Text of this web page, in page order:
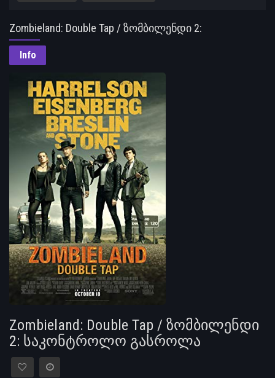
Zombieland: Double Tap / ზომბილენდი 2:
საკონტროლო გასროლა
Info
Zombieland: Double Tap / ზომბილენდი
2: საკონტროლო გასროლა